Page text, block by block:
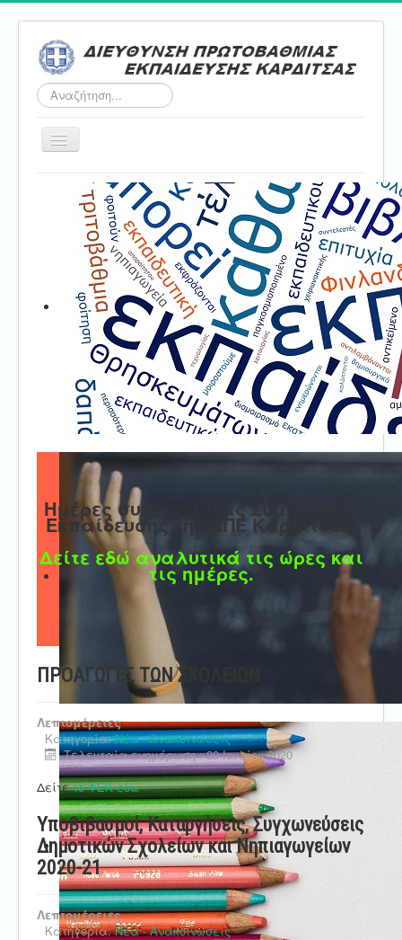
Αναζήτηση...
Εναλλαγή
Αρχική
Τμήμα Α'
Τμήμα Β'
Τμήμα Γ'
Τμήμα Δ'
Τμήμα E'
Επικοινωνία
Ημέρες συνεργασίας Συμβούλων
Εκπαίδευσης της ΔΠΕ Καρδίτσας
Δείτε εδώ αναλυτικά τις ώρες και
τις ημέρες.
ΠΡΟΑΓΩΓΕΣ ΤΩΝ ΣΧΟΛΕΙΩΝ
Λεπτομέρειες
Κατηγορία:Νέα - Ανακοινώσεις
Τελευταία ενημέρωση : 20 Ιουλίου 2020
Δείτετο ΦΕΚ εδώ.
Υποβιβασμοί, Καταργήσεις, Συγχωνεύσεις
Δημοτικών Σχολείων και Νηπιαγωγείων
2020-21
Λεπτομέρειες
Κατηγορία:Νέα - Ανακοινώσεις